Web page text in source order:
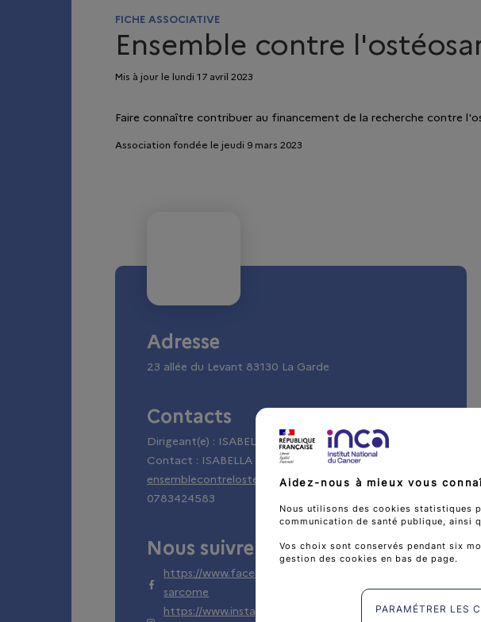
FICHE ASSOCIATIVE
Ensemble contre
Mis à jour le lundi 17 avril 2023
Faire connaître contribuer au financement de la recherche contre
Association fondée le jeudi 9 mars 2023
Adresse
23 allée du Levant 83130 La Garde
Contacts
Dirigeant(e) : ISABELLA
Simon
Contact : ISABELLA
Simon
ensemblecontrelosteosarcome@gmail.com
0783424583
Nous suivre
https://www.facebook.com/Ensemblecontrelosteo
sarcome
https://www.instagram.com/ensemble_contre_l.ost
Aidez-nous à mieux vous
Nous utilisons des cookies statistiques
communication de santé publique, ainsi
Vos choix sont conservés pendant six
gestion des cookies en bas de page.
PARAMÉTRER LES